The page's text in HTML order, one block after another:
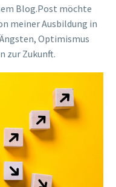
Blog.Post möchte
meiner Ausbildung in
Optimismus
zur Zukunft.